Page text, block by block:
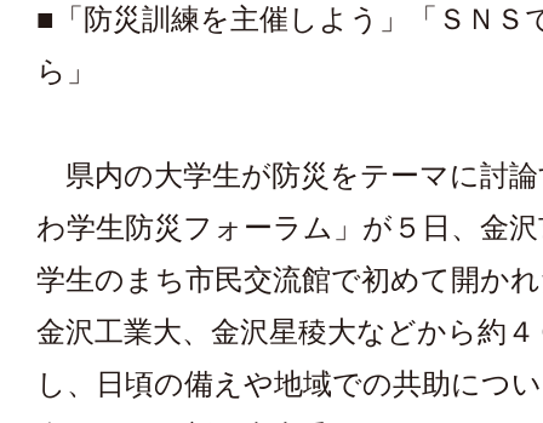
■「防災訓練を主催しよう」「ＳＮＳ
ら」
県内の大学生が防災をテーマに討
わ学生防災フォーラム」が５日、金
学生のまち市民交流館で初めて開か
金沢工業大、金沢星稜大などから約
し、日頃の備えや地域での共助につ